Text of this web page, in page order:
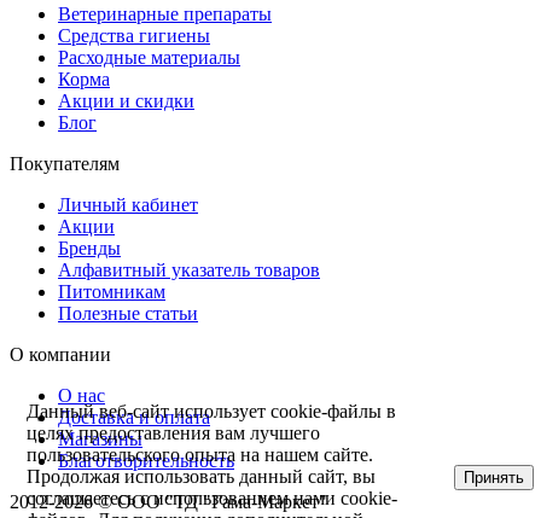
Ветeринарные препараты
Средства гигиены
Расходные материалы
Корма
Акции и скидки
Блог
Покупателям
Личный кабинет
Акции
Бренды
Алфавитный указатель товаров
Питомникам
Полезные статьи
О компании
О нас
Доставка и оплата
Магазины
Благотворительность
2012-2026 © ООО "ТД "Гама-Маркет"
Данный веб-сайт использует cookie-файлы в
целях предоставления вам лучшего
пользовательского опыта на нашем сайте.
Продолжая использовать данный сайт, вы
соглашаетесь с использованием нами cookie-
Принять